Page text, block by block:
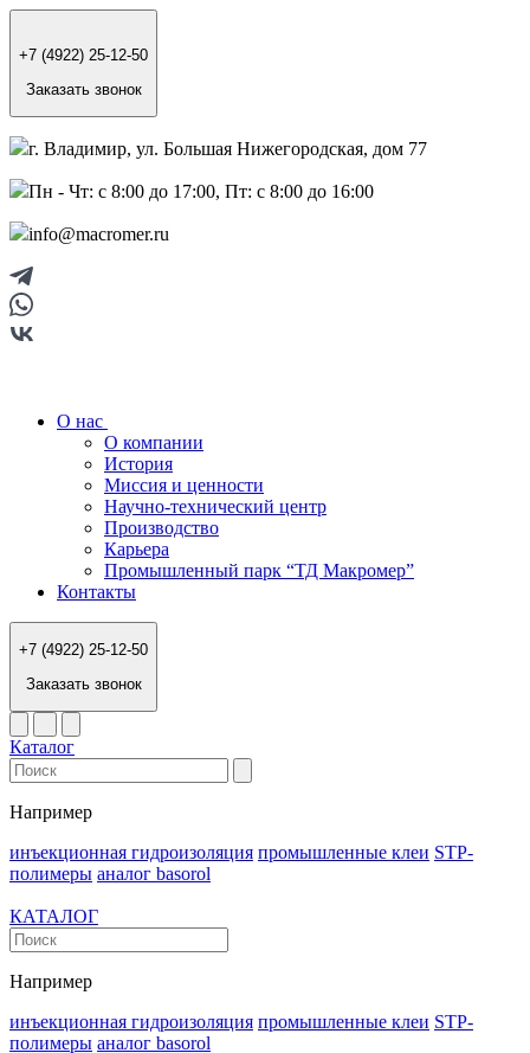
+7 (4922) 25-12-50
Заказать звонок
г. Владимир, ул. Большая Нижегородская, дом 77
Пн - Чт: с 8:00 до 17:00, Пт: с 8:00 до 16:00
info@macromer.ru
О нас
О компании
История
Миссия и ценности
Научно-технический центр
Производство
Карьера
Промышленный парк “ТД Макромер”
Контакты
+7 (4922) 25-12-50
Заказать звонок
Каталог
Например
инъекционная гидроизоляция промышленные клеи STP-
полимеры аналог basorol
КАТАЛОГ
Например
инъекционная гидроизоляция промышленные клеи STP-
полимеры аналог basorol